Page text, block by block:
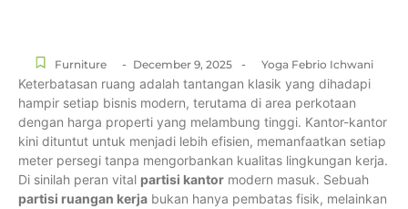
Furniture - December 9, 2025 - Yoga Febrio Ichwani
Keterbatasan ruang adalah tantangan klasik yang dihadapi
hampir setiap bisnis modern, terutama di area perkotaan
dengan harga properti yang melambung tinggi. Kantor-kantor
kini dituntut untuk menjadi lebih efisien, memanfaatkan setiap
meter persegi tanpa mengorbankan kualitas lingkungan kerja.
Di sinilah peran vital partisi kantor modern masuk. Sebuah
partisi ruangan kerja bukan hanya pembatas fisik, melainkan